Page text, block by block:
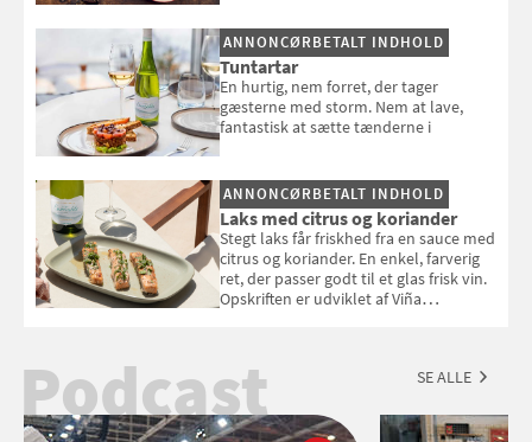
smag" af Jamie Oliver.
ANNONCØRBETALT INDHOLD
Tuntartar
En hurtig, nem forret, der tager
gæsterne med storm. Nem at lave,
fantastisk at sætte tænderne i
ANNONCØRBETALT INDHOLD
Laks med citrus og koriander
Stegt laks får friskhed fra en sauce med
citrus og koriander. En enkel, farverig
ret, der passer godt til et glas frisk vin.
Opskriften er udviklet af Viña
Podcast SE ALLE